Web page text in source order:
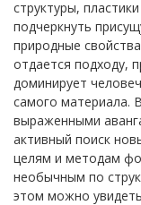
структуры,
подчеркнуть
природные
отдается подходу,
доминирует
самого материала.
выраженными
активный поиск
целям и методам
необычным по
этом можно